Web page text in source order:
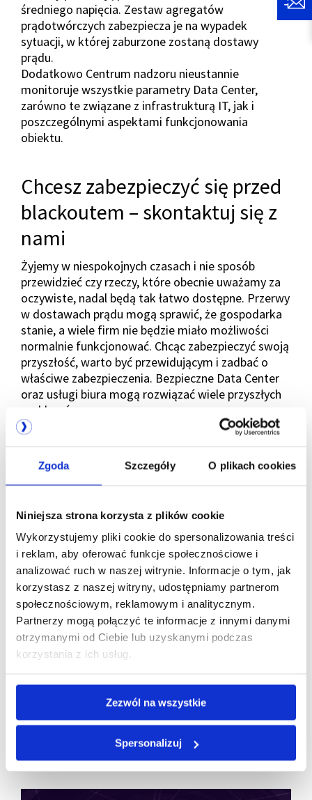
Zgoda Szczegóły O plikach cookies
Niniejsza strona korzysta z plików cookie
Wykorzystujemy pliki cookie do spersonalizowania treści
i reklam, aby oferować funkcje społecznościowe i
analizować ruch w naszej witrynie. Informacje o tym, jak
korzystasz z naszej witryny, udostępniamy partnerom
społecznościowym, reklamowym i analitycznym.
Partnerzy mogą połączyć te informacje z innymi danymi
otrzymanymi od Ciebie lub uzyskanymi podczas
korzystania z ich usług.
Zezwól na wszystkie
Spersonalizuj
średniego napięcia. Zestaw agregatów
prądotwórczych zabezpiecza je na wypadek
sytuacji, w której zaburzone zostaną dostawy
prądu.
Dodatkowo Centrum nadzoru nieustannie
monitoruje wszystkie parametry Data Center,
zarówno te związane z infrastrukturą IT, jak i
poszczególnymi aspektami funkcjonowania
obiektu.
Chcesz zabezpieczyć się przed
blackoutem – skontaktuj się z
nami
Żyjemy w niespokojnych czasach i nie sposób
przewidzieć czy rzeczy, które obecnie uważamy za
oczywiste, nadal będą tak łatwo dostępne. Przerwy
w dostawach prądu mogą sprawić, że gospodarka
stanie, a wiele firm nie będzie miało możliwości
normalnie funkcjonować. Chcąc zabezpieczyć swoją
przyszłość, warto być przewidującym i zadbać o
właściwe zabezpieczenia. Bezpieczne Data Center
oraz usługi biura mogą rozwiązać wiele przyszłych
problemów.
swoje biuro z Talexem?
Skontaktuj się z nami już dziś!
+48 61 8275 501
kontakt@talex.pl
Ciągłość działania Data Center Inne
IT dla firm
Artykuły, które mogą Cię
zainteresować